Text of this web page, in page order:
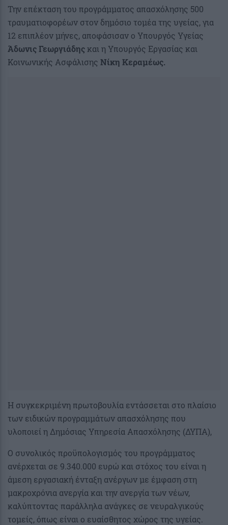
Την επέκταση του προγράμματος απασχόλησης 500
τραυματιοφορέων στον δημόσιο τομέα της υγείας, για
12 επιπλέον μήνες, αποφάσισαν ο Υπουργός Υγείας
Άδωνις Γεωργιάδηςκαι η Υπουργός Εργασίας και
Κοινωνικής Ασφάλισης Νίκη Κεραμέως.
Η συγκεκριμένη πρωτοβουλία εντάσσεται στο πλαίσιο
των ειδικών προγραμμάτων απασχόλησης που
υλοποιεί η Δημόσιας Υπηρεσία Απασχόλησης (ΔΥΠΑ),
Ο συνολικός προϋπολογισμός του προγράμματος
ανέρχεται σε 9.340.000 ευρώ και στόχος του είναι η
άμεση εργασιακή ένταξη ανέργων με έμφαση στη
μακροχρόνια ανεργία και την ανεργία των νέων,
καλύπτοντας παράλληλα ανάγκες σε νευραλγικούς
τομείς, όπως είναι ο ευαίσθητος χώρος της υγείας.